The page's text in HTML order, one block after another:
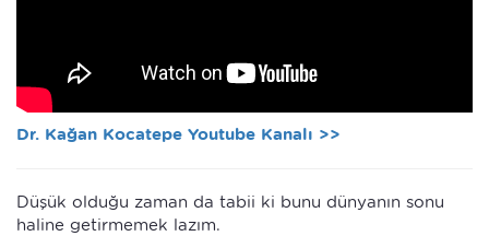
Dr. Kağan Kocatepe Youtube Kanalı >>
Düşük olduğu zaman da tabii ki bunu dünyanın sonu
haline getirmemek lazım.